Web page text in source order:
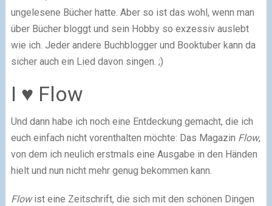
ungelesene Bücher hatte. Aber so ist das wohl, wenn man
über Bücher bloggt und sein Hobby so exzessiv auslebt
wie ich. Jeder andere Buchblogger und Booktuber kann da
sicher auch ein Lied davon singen. ;)
I ♥ Flow
Und dann habe ich noch eine Entdeckung gemacht, die ich
euch einfach nicht vorenthalten möchte: Das Magazin Flow,
von dem ich neulich erstmals eine Ausgabe in den Händen
hielt und nun nicht mehr genug bekommen kann.
Flowist eine Zeitschrift, die sich mit den schönen Dingen